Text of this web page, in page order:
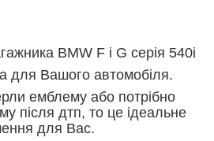
BMW F і G серія 540i
для Вашого автомобіля.
емблему або потрібно
після дтп, то це ідеальне
для Вас.